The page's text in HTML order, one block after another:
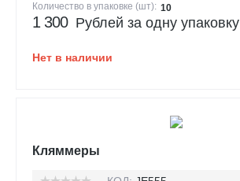
Количество в упаковке (шт): 10
1 300 Рублей за одну упаковку
Нет в наличии
Кляммеры